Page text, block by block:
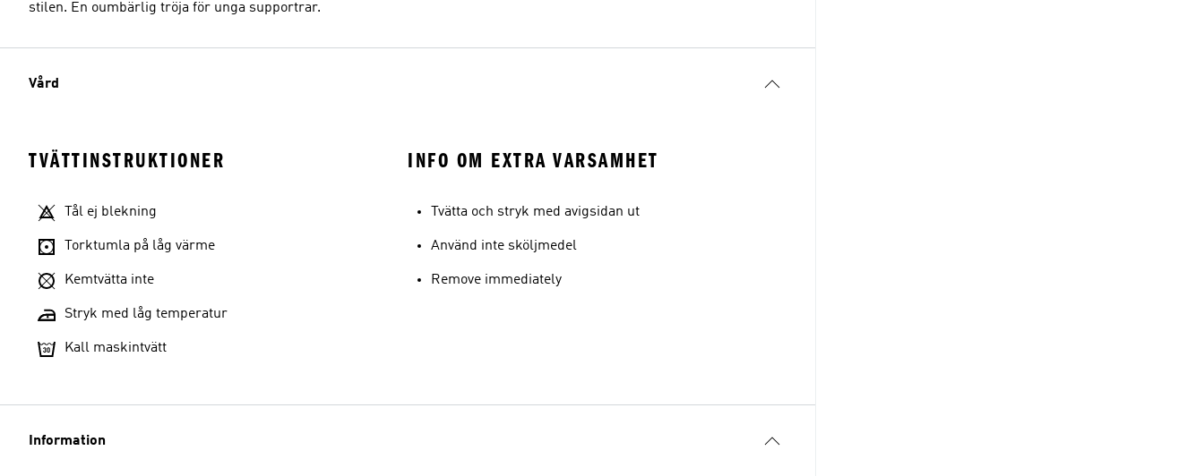
stilen. En oumbärlig tröja för unga supportrar.
Vård
TVÄTTINSTRUKTIONER
Tål ej blekning
Torktumla på låg värme
Kemtvätta inte
Stryk med låg temperatur
Kall maskintvätt
INFO OM EXTRA VARSAMHET
Tvätta och stryk med avigsidan ut
Använd inte sköljmedel
Remove immediately
Information